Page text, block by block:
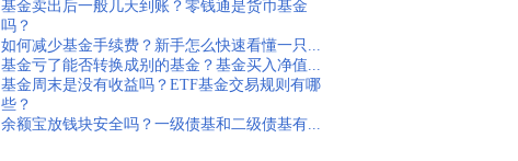
基金卖出后一般几天到账？零钱通是货币基金
吗？
如何减少基金手续费？新手怎么快速看懂一只...
基金亏了能否转换成别的基金？基金买入净值...
基金周末是没有收益吗？ETF基金交易规则有哪
些？
余额宝放钱块安全吗？一级债基和二级债基有...